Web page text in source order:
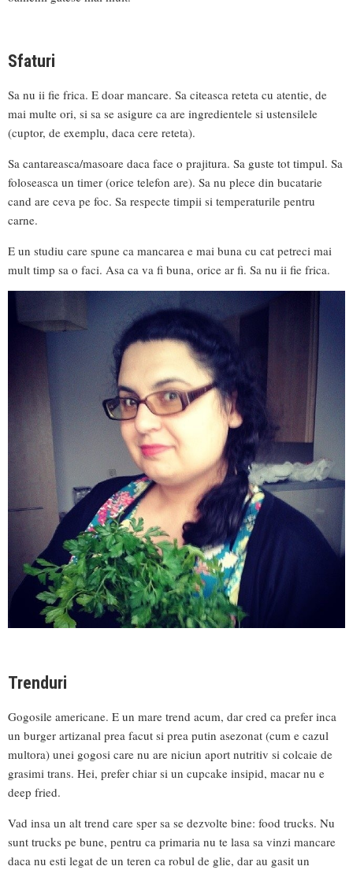
Sfaturi
Sa nu ii fie frica. E doar mancare. Sa citeasca reteta cu atentie, de
mai multe ori, si sa se asigure ca are ingredientele si ustensilele
(cuptor, de exemplu, daca cere reteta).
Sa cantareasca/masoare daca face o prajitura. Sa guste tot timpul. Sa
foloseasca un timer (orice telefon are). Sa nu plece din bucatarie
cand are ceva pe foc. Sa respecte timpii si temperaturile pentru
carne.
E un studiu care spune ca mancarea e mai buna cu cat petreci mai
mult timp sa o faci. Asa ca va fi buna, orice ar fi. Sa nu ii fie frica.
Trenduri
Gogosile americane. E un mare trend acum, dar cred ca prefer inca
un burger artizanal prea facut si prea putin asezonat (cum e cazul
multora) unei gogosi care nu are niciun aport nutritiv si colcaie de
grasimi trans. Hei, prefer chiar si un cupcake insipid, macar nu e
deep fried.
Vad insa un alt trend care sper sa se dezvolte bine: food trucks. Nu
sunt trucks pe bune, pentru ca primaria nu te lasa sa vinzi mancare
daca nu esti legat de un teren ca robul de glie, dar au gasit un